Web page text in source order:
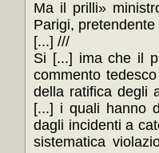
Ma il prilli»
Parigi,
[...] ///
Si [...] ima che il
commento
della ratifica degli
[...] i quali hanno
dagli incidenti a
sistematica